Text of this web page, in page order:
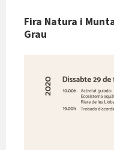
Fira Natura i
Grau